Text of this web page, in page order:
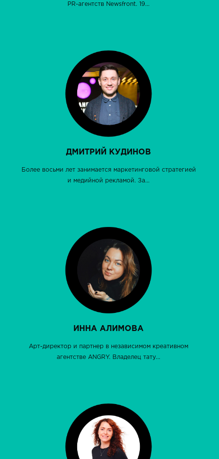
PR-агентств Newsfront. 19...
ДМИТРИЙ КУДИНОВ
Более восьми лет занимается маркетинговой стратегией
и медийной рекламой. За...
ИННА АЛИМОВА
Арт-директор и партнер в независимом креативном
агентстве ANGRY. Владелец тату...